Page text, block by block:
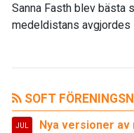
Sanna Fasth blev bästa
medeldistans avgjordes
SOFT
JUL
Nya versioner